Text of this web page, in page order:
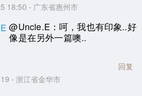
18:50 - 广东省惠州市
@Uncle.E：呵，我也有印象..好
像是在另外一篇噢..
- 浙江省金华市
回复